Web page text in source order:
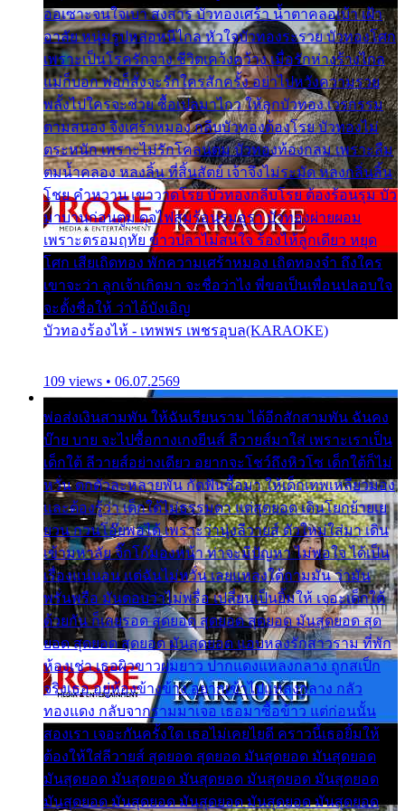
ออเซาะจนใจเบา สงสาร บัวทองเศร้า น้ำตาคลอเบ้า เฝ้า
อาลัย หนุ่มรูปหล่อหนีไกล หัวใจบัวทองระรวย บัวทองโศก
เพราะเป็นโรครักจาง ชีวิตเคว้งคว้าง เมื่อรักห่างร้างไกล
แม่ก็บอก พ่อก็สั่งจะรักใครสักครั้ง อย่าไปหวังความรวย
พลั้งไปใครจะช่วย ซื้อเปลมาไกว ให้ลูกบัวทอง เวรกรรม
ตามสนอง จึงเศร้าหมอง กลีบบัวทองต้องโรย บัวทองไม่
ตระหนัก เพราะไม่รักโคลนตม บัวทองท้องกลม เพราะลืม
ตมน้ำคลอง หลงลิ้น ที่สิ้นสัตย์ เจ้าจึงไม่ระมัด หลงกลิ่นลิ้น
โชย คำหวาน เขาวาดโรย บัวทองกลีบโรย ต้องร้อนรุม บัว
มาบานก่อนตูม ดุจไฟสุมร้อนรุมอุรา บัวทองผ่ายผอม
เพราะตรอมฤทัย ข้าวปลาไม่สนใจ ร้องไห้ลูกเดียว หยุด
โศก เสียเถิดทอง พักความเศร้าหมอง เถิดทองจ๋า ถึงใคร
เขาจะว่า ลูกเจ้าเกิดมา จะชื่อว่าไง พี่ขอเป็นเพื่อนปลอบใจ
จะตั้งชื่อให้ ว่าไอ้บังเอิญ
บัวทองร้องไห้ - เทพพร เพชรอุบล(KARAOKE)
109 views • 06.07.2569
พ่อส่งเงินสามพัน ให้ฉันเรียนราม ได้อีกสักสามพัน ฉันคง
บ๊าย บาย จะไปซื้อกางเกงยีนส์ ลีวายส์มาใส่ เพราะเราเป็น
เด็กใต้ ลีวายส์อย่างเดียว อยากจะโชว์ถึงหิวโซ เด็กใต้ก็ไม่
หวั่น ตกตัวละหลายพัน กัดฟันซื้อมา ให้เด็กเทพเหลียวมอง
และต้องรู้ว่า เด็กใต้ไม่ธรรมดา แต่สุดยอด เดินโยกย้ายเย
ยวน กวนโอ๊ยพอได้ เพราะว่านุ่งลีวายส์ ตัวใหม่ใส่มา เดิน
เข้ามหาลัย จิ๊กโก๊มองหน้า ท่าจะมีปัญหา ไม่พอใจ ได้เป็น
เรื่องแน่นอน แต่ฉันไม่หวั่น เลยแหลงใต้ถามมัน ว่ามัน
พรั่นพรือ มันตอบว่าไม่พรื่อ เปลี่ยนเป็นยิ้มให้ เจอะเด็กใต้
ด้วยกัน ก็เลยรอด สุดยอด สุดยอด สุดยอด มันสุดยอด สุด
ยอด สุดยอด สุดยอด มันสุดยอด แอบหลงรักสาวราม ที่พัก
ห้องเช่า เธอผิวขาวผมยาว ปากแดงแหลงกลาง ถูกสเป็ก
จริงเธอ อยู่ห้องข้างข้าง อยากเข้าไปแหลงกลาง กลัว
ทองแดง กลับจากรามมาเจอ เธอมาซื้อข้าว แต่ก่อนนั้น
สองเรา เจอะกันครั้งใด เธอไม่เคยไยดี คราวนี้เธอยิ้มให้
ต้องให้ใส่ลีวายส์ สุดยอด สุดยอด มันสุดยอด มันสุดยอด
มันสุดยอด มันสุดยอด มันสุดยอด มันสุดยอด มันสุดยอด
มันสุดยอด มันสุดยอด มันสุดยอด มันสุดยอด มันสุดยอด